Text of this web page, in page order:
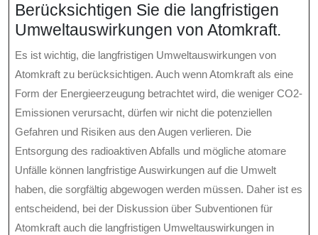
Berücksichtigen Sie die langfristigen
Umweltauswirkungen von Atomkraft.
Es ist wichtig, die langfristigen Umweltauswirkungen von
Atomkraft zu berücksichtigen. Auch wenn Atomkraft als eine
Form der Energieerzeugung betrachtet wird, die weniger CO2-
Emissionen verursacht, dürfen wir nicht die potenziellen
Gefahren und Risiken aus den Augen verlieren. Die
Entsorgung des radioaktiven Abfalls und mögliche atomare
Unfälle können langfristige Auswirkungen auf die Umwelt
haben, die sorgfältig abgewogen werden müssen. Daher ist es
entscheidend, bei der Diskussion über Subventionen für
Atomkraft auch die langfristigen Umweltauswirkungen in